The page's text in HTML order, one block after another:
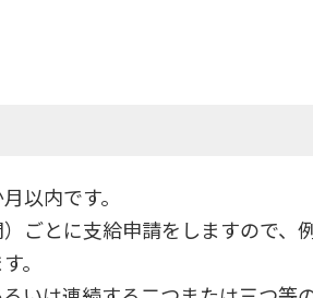
以内です。
ごとに支給申請をしますので
。